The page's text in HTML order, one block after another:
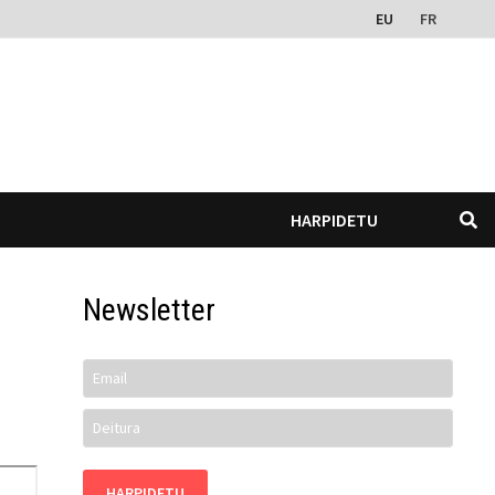
EU FR
HARPIDETU
Newsletter